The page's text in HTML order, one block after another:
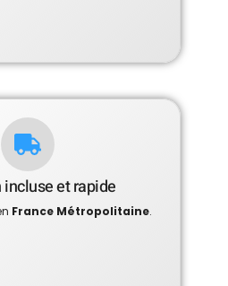
et rapide
France Métropolitaine.